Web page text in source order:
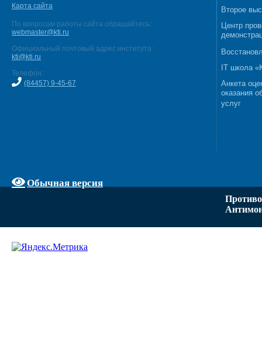
Карта сайта
По вопросам работы сайта обращайтесь:
webmaster@kti.ru
Официальный почтовый адрес института:
kti@kti.ru
Телефон:
(84457) 9-45-67
Обычная версия
Второе
Центр
IT школа
Анкета
оказания
услуг